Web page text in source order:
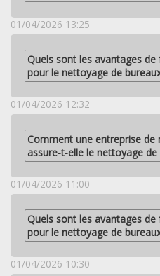
01/04/2026 13:25
Quels sont les avantages de
pour le nettoyage de
01/04/2026 12:32
Comment une entreprise
assure-t-elle le nettoyage de
01/04/2026 11:00
Quels sont les avantages de
pour le nettoyage de
01/04/2026 10:30